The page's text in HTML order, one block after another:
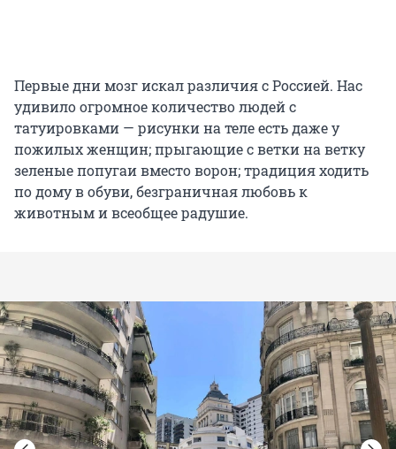
Первые дни мозг искал различия с Россией. Нас
удивило огромное количество людей с
татуировками — рисунки на теле есть даже у
пожилых женщин; прыгающие с ветки на ветку
зеленые попугаи вместо ворон; традиция ходить
по дому в обуви, безграничная любовь к
животным и всеобщее радушие.